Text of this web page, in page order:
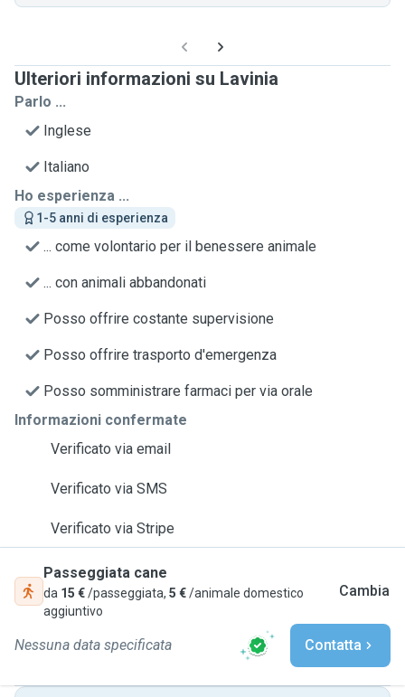
Ulteriori informazioni su Lavinia
Parlo ...
Inglese
Italiano
Ho esperienza ...
1-5 anni di esperienza
... come volontario per il benessere animale
... con animali abbandonati
Posso offrire costante supervisione
Posso offrire trasporto d'emergenza
Posso somministrare farmaci per via orale
Informazioni confermate
Verificato via email
Verificato via SMS
Verificato via Stripe
Passeggiata cane
da 15 €/passeggiata, 5 €/animale domestico
aggiuntivo
Cambia
Nessuna data specificata Contatta